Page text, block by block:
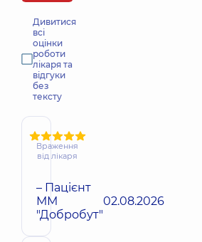
Дивитися
всі
оцінки
роботи
лікаря та
відгуки
без
тексту
Враження
від лікаря
– Пацієнт
ММ
"Добробут"
02.08.2026